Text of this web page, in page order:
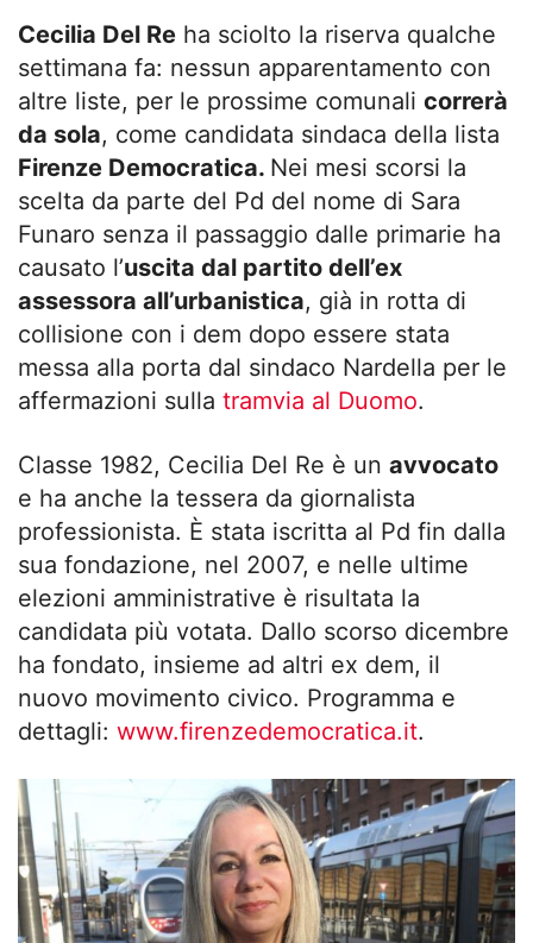
Cecilia Del Re ha sciolto la riserva qualche
settimana fa: nessun apparentamento con
altre liste, per le prossime comunali correrà
da sola, come candidata sindaca della lista
Firenze Democratica. Nei mesi scorsi la
scelta da parte del Pd del nome di Sara
Funaro senza il passaggio dalle primarie ha
causato l’uscita dal partito dell’ex
assessora all’urbanistica, già in rotta di
collisione con i dem dopo essere stata
messa alla porta dal sindaco Nardella per le
affermazioni sulla tramvia al Duomo.
Classe 1982, Cecilia Del Re è un avvocato
e ha anche la tessera da giornalista
professionista. È stata iscritta al Pd fin dalla
sua fondazione, nel 2007, e nelle ultime
elezioni amministrative è risultata la
candidata più votata. Dallo scorso dicembre
ha fondato, insieme ad altri ex dem, il
nuovo movimento civico. Programma e
dettagli: www.firenzedemocratica.it.